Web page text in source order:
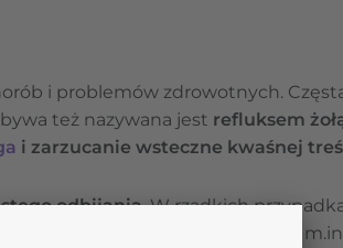
i problemów zdrowotnych.
też nazywana jest refluksem
i zarzucanie wsteczne kwaśnej
odbijania. W rzadkich
,